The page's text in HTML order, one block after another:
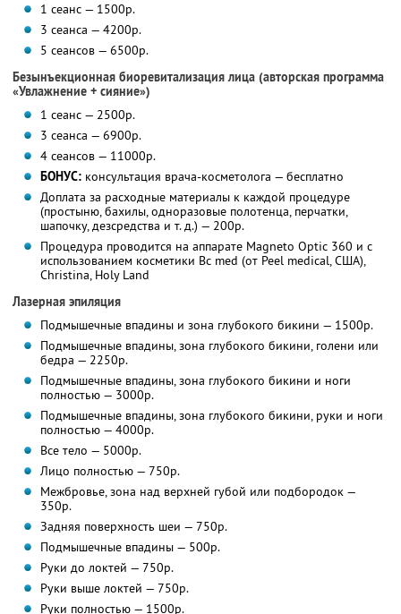
1 сеанс — 1500р.
3 сеанса — 4200р.
5 сеансов — 6500р.
Безынъекционная биоревитализация лица (авторская программа
«Увлажнение + сияние»)
1 сеанс — 2500р.
3 сеанса — 6900р.
4 сеансов — 11000р.
БОНУС:консультация врача-косметолога — бесплатно
Доплата за расходные материалы к каждой процедуре
(простыню, бахилы, одноразовые полотенца, перчатки,
шапочку, дезсредства и т. д.) — 200р.
Процедура проводится на аппарате Magneto Optic 360 и с
использованием косметики Вс med (от Peel medical, США),
Christina, Holy Land
Лазерная эпиляция
Подмышечные впадины и зона глубокого бикини — 1500р.
Подмышечные впадины, зона глубокого бикини, голени или
бедра — 2250р.
Подмышечные впадины, зона глубокого бикини и ноги
полностью — 3000р.
Подмышечные впадины, зона глубокого бикини, руки и ноги
полностью — 4000р.
Все тело — 5000р.
Лицо полностью — 750р.
Межбровье, зона над верхней губой или подбородок —
350р.
Задняя поверхность шеи — 750р.
Подмышечные впадины — 500р.
Руки до локтей — 750р.
Руки выше локтей — 750р.
Руки полностью — 1500р.